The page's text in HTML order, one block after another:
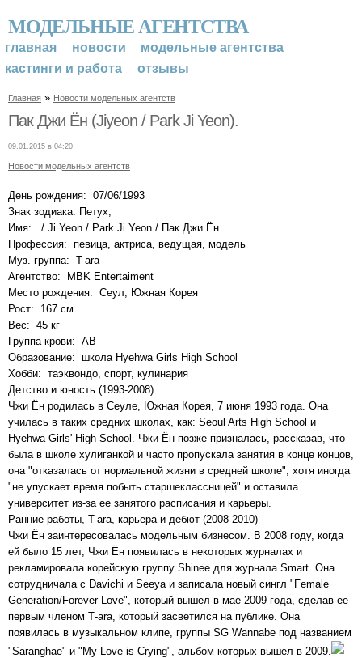
МОДЕЛЬНЫЕ АГЕНТСТВА
главная новости
модельные агентства
кастинги и работа
отзывы
Главная » Новости модельных агентств
Пак Джи Ён (Jiyeon / Park Ji Yeon).
09.01.2015 в 04:20
Новости модельных агентств
День рождения: 07/06/1993
Знак зодиака: Петух,
Имя: / Ji Yeon / Park Ji Yeon / Пак Джи Ён
Профессия: певица, актриса, ведущая, модель
Муз. группа: T-ara
Агентство: MBK Entertaiment
Место рождения: Сеул, Южная Корея
Рост: 167 см
Вес: 45 кг
Группа крови: AB
Образование: школа Hyehwa Girls High School
Хобби: таэквондо, спорт, кулинария
Детство и юность (1993-2008)
Чжи Ён родилась в Сеуле, Южная Корея, 7 июня 1993 года. Она
училась в таких средних школах, как: Seoul Arts High School и
Hyehwa Girls' High School. Чжи Ён позже призналась, рассказав, что
была в школе хулиганкой и часто пропускала занятия в конце концов,
она "отказалась от нормальной жизни в средней школе", хотя иногда
"не упускает время побыть старшеклассницей" и оставила
университет из-за ее занятого расписания и карьеры.
Ранние работы, T-ara, карьера и дебют (2008-2010)
Чжи Ён заинтересовалась модельным бизнесом. В 2008 году, когда
ей было 15 лет, Чжи Ён появилась в некоторых журналах и
рекламировала корейскую группу Shinee для журнала Smart. Она
сотрудничала с Davichi и Seeya и записала новый сингл "Female
Generation/Forever Love", который вышел в мае 2009 года, сделав ее
первым членом Т-аrа, который засветился на публике. Она
появилась в музыкальном клипе, группы SG Wannabe под названием
"Saranghae" и "My Love is Crying", альбом которых вышел в 2009.